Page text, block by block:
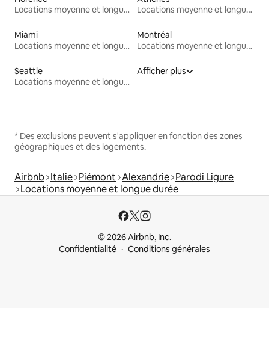
Locations moyenne et longue durée
Locations moyenne et longue durée
Miami
Locations moyenne et longue durée
Montréal
Locations moyenne et longue durée
Seattle
Locations moyenne et longue durée
Afficher plus
* Des exclusions peuvent s'appliquer en fonction des zones
géographiques et des logements.
Airbnb Italie Piémont Alexandrie Parodi Ligure
Locations moyenne et longue durée
© 2026 Airbnb, Inc.
Confidentialité
Conditions générales